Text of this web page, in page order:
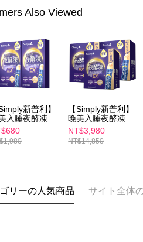
Also Viewed
新普利】
入睡夜酵凍
/盒)(x2盒)
【Simply新普利】
晚美入睡夜酵凍
(50入/盒)(x3盒)
NT$3,980
NT$14,850
リーの人気商品 サイト全体